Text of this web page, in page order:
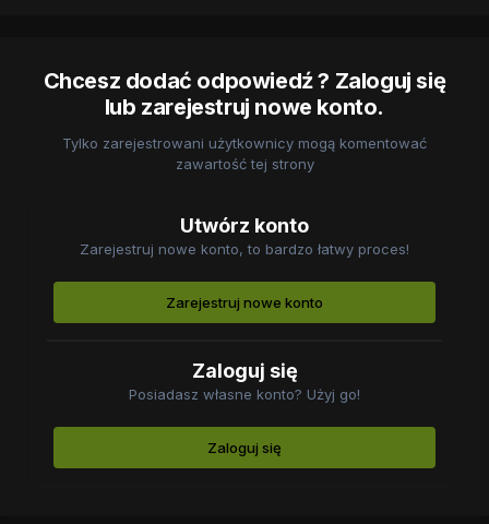
Chcesz dodać odpowiedź ? Zaloguj się
lub zarejestruj nowe konto.
Tylko zarejestrowani użytkownicy mogą komentować
zawartość tej strony
Utwórz konto
Zarejestruj nowe konto, to bardzo łatwy proces!
Zarejestruj nowe konto
Zaloguj się
Posiadasz własne konto? Użyj go!
Zaloguj się